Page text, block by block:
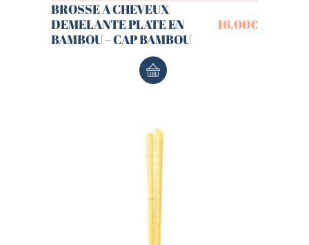
BROSSE A CHEVEUX
DEMELANTE PLATE EN
BAMBOU – CAP BAMBOU
16,00€